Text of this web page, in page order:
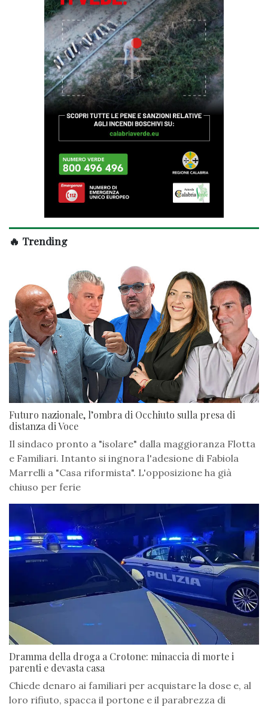
🔥 Trending
Futuro nazionale, l’ombra di Occhiuto sulla presa di
distanza di Voce
Il sindaco pronto a "isolare" dalla maggioranza Flotta
e Familiari. Intanto si ingnora l'adesione di Fabiola
Marrelli a "Casa riformista". L'opposizione ha già
chiuso per ferie
Dramma della droga a Crotone: minaccia di morte i
parenti e devasta casa
Chiede denaro ai familiari per acquistare la dose e, al
loro rifiuto, spacca il portone e il parabrezza di